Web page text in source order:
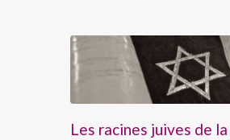
Les racines juives de